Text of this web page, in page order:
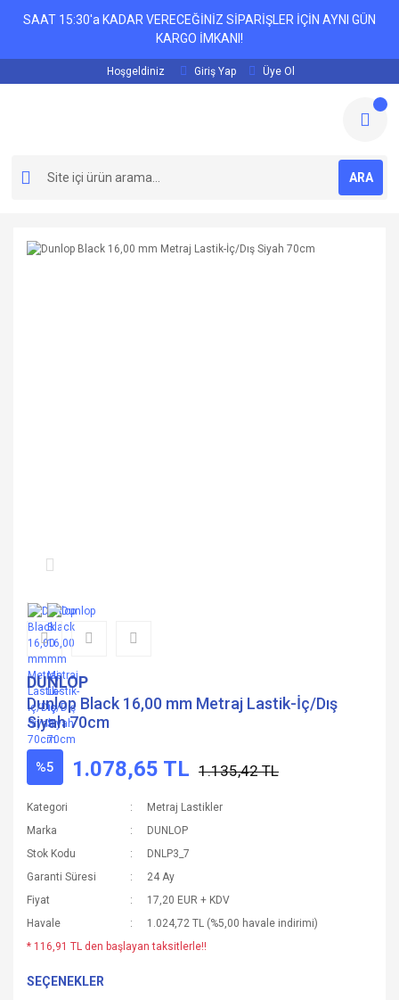
SAAT 15:30'a KADAR VERECEĞİNİZ SİPARİŞLER İÇİN AYNI GÜN
KARGO İMKANI!
Hoşgeldiniz Giriş Yap Üye Ol
ARA
DUNLOP
Dunlop Black 16,00 mm Metraj Lastik-İç/Dış
Siyah 70cm
%5 1.078,65 TL 1.135,42 TL
Kategori
Metraj Lastikler
Marka
DUNLOP
Stok Kodu
DNLP3_7
Garanti Süresi
24 Ay
Fiyat
17,20 EUR + KDV
Havale
1.024,72 TL (%5,00 havale indirimi)
* 116,91 TL den başlayan taksitlerle!!
SEÇENEKLER